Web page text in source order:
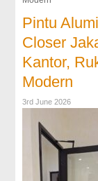
Pintu
Closer
Kantor,
Modern
3rd June 2026